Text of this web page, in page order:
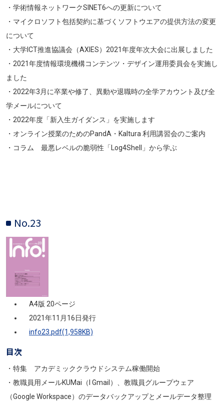
・学術情報ネットワークSINET6への更新について
・マイクロソフト包括契約に基づくソフトウエアの提供方法の変更
について
・大学ICT推進協議会（AXIES）2021年度年次大会に出展しました
・2021年度情報環境機構コンテンツ・デザイン運用委員会を実施し
ました
・2022年3月に卒業や修了、異動や退職時の全学アカウント及び全
学メールについて
・2022年度「新入生ガイダンス」を実施します
・オンライン授業のためのPandA・Kaltura 利用講習会のご案内
・コラム 最悪レベルの脆弱性「Log4Shell」から学ぶ
No.23
画像
A4版 20ページ
2021年11月16日発行
info23.pdf(1,958KB)
目次
・特集 アカデミッククラウドシステム稼働開始
・教職員用メールKUMai（l Gmail）、教職員グループウェア
（Google Workspace）のデータバックアップとメールデータ整理